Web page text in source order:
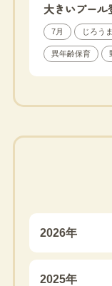
大きいプール
7月 じろう
異年齢保育
2026年
2025年